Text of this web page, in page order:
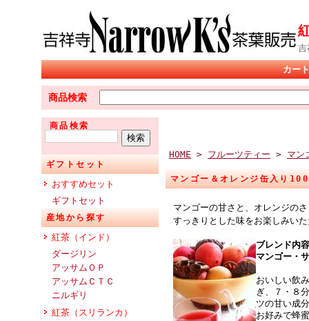
吉
カー
商品検索
商品検索
ギフトセット
おすすめセット
ギフトセット
産地から探す
紅茶（インド）
ダージリン
アッサムＯＰ
アッサムＣＴＣ
ニルギリ
紅茶（スリランカ）
HOME > フルーツティー > マン
マンゴー＆オレンジ缶入り
マンゴーの甘さと、オレンジの
すっきりとした味をお楽しみい
ブレンド内
マンゴー・
おいしい飲
ぎ、７・８
ツの甘い成
お好みで蜂